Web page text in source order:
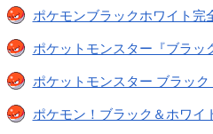
ポケモンブラックホワイト完
ポケットモンスター『ブラッ
ポケットモンスター ブラッ
ポケモン！ブラック＆ホワイ